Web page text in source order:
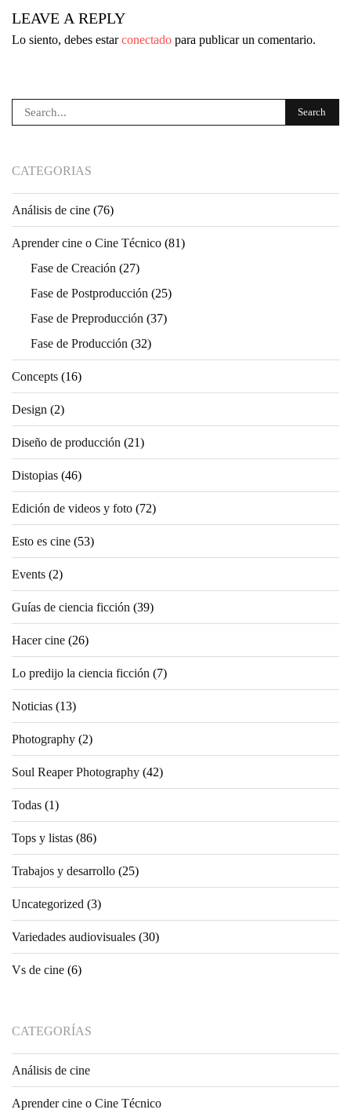
LEAVE A REPLY
Lo siento, debes estarconectado para publicar un comentario.
CATEGORIAS
Análisis de cine (76)
Aprender cine o Cine Técnico (81)
Fase de Creación (27)
Fase de Postproducción (25)
Fase de Preproducción (37)
Fase de Producción (32)
Concepts (16)
Design (2)
Diseño de producción (21)
Distopias (46)
Edición de videos y foto (72)
Esto es cine (53)
Events (2)
Guías de ciencia ficción (39)
Hacer cine (26)
Lo predijo la ciencia ficción (7)
Noticias (13)
Photography (2)
Soul Reaper Photography (42)
Todas (1)
Tops y listas (86)
Trabajos y desarrollo (25)
Uncategorized (3)
Variedades audiovisuales (30)
Vs de cine (6)
CATEGORÍAS
Análisis de cine
Aprender cine o Cine Técnico